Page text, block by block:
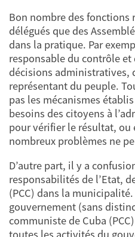
Bon nombre des fonctions
délégués que des
dans la pratique. Par
responsable du contrôle
décisions administratives,
représentant du peuple.
pas les mécanismes
besoins des citoyens à
pour vérifier le résultat, ou
nombreux problèmes ne
D’autre part, il y a
responsabilités de l’Etat,
(PCC) dans la
gouvernement (sans
communiste de Cuba